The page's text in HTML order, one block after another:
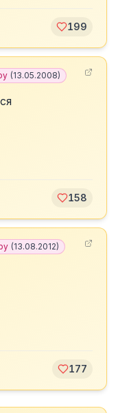
199
(13.05.2008)
158
(13.08.2012)
177